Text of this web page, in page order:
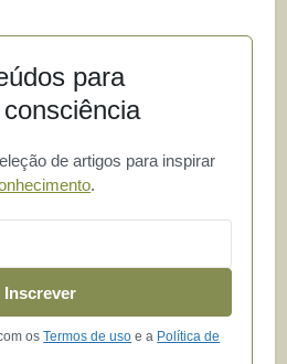
para
de artigos para inspirar
.
Inscrever
osTermos de uso e a Política de